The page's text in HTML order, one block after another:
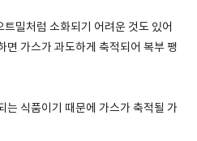
밀처럼 소화되기 어려운 것도 있어
면 가스가 과도하게 축적되어 복부 팽
는 식품이기 때문에 가스가 축적될 가